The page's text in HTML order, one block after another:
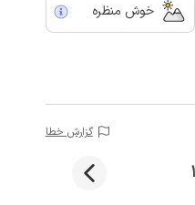
خوش منظره
گزارش خطا